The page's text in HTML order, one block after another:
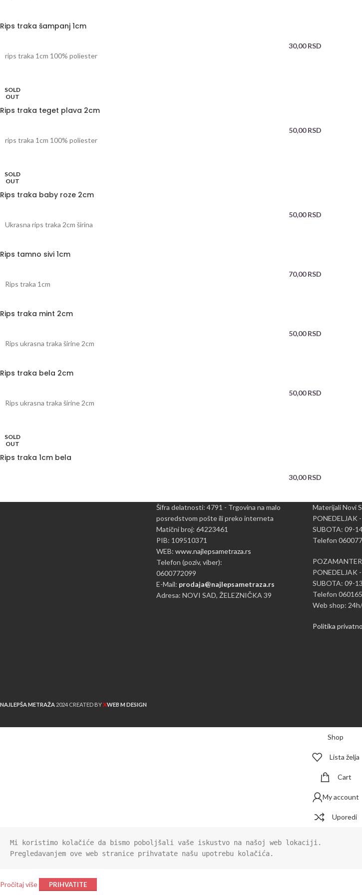
Rips traka šampanj 1cm
30,00RSD
rips traka 1cm 100% poliester
SOLD
OUT
Rips traka teget plava 2cm
50,00RSD
rips traka 1cm 100% poliester
SOLD
OUT
Rips traka baby roze 2cm
50,00RSD
Ukrasna rips traka 2cm širina
Rips tamno sivi 1cm
70,00RSD
Rips traka 1cm
Rips traka mint 2cm
50,00RSD
Rips ukrasna traka širine 2cm
Rips traka bela 2cm
50,00RSD
Rips ukrasna traka širine 2cm
SOLD
OUT
Rips traka 1cm bela
30,00RSD
Šifra delatnosti: 4791 - Trgovina na malo
posredstvom pošte ili preko interneta
Matični broj: 64223461
PIB: 109510371
WEB: www.najlepsametraza.rs
Telefon (poziv, viber):
0600772099
E-Mail: prodaja@najlepsametraza.rs
Adresa: NOVI SAD, ŽELEZNIČKA 39
Materijali Novi
PONEDELJAK
SUBOTA: 09-
Telefon
PONEDELJAK
SUBOTA: 09-
Telefon
Web shop:
Politika
NAJLEPŠA METRAŽA 2024 CREATED BYXWEB M DESIGN
Shop
Lista želja
Cart
My account
Uporedi
Mi koristimo kolačiće da bismo poboljšali vaše iskustvo na našoj web lokaciji.
Pregledavanjem ove web stranice prihvatate našu upotrebu kolačića.
Pročitaj više PRIHVATITE